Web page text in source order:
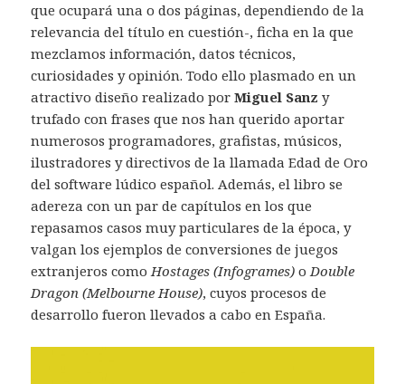
que ocupará una o dos páginas, dependiendo de la
relevancia del título en cuestión-, ficha en la que
mezclamos información, datos técnicos,
curiosidades y opinión. Todo ello plasmado en un
atractivo diseño realizado porMiguel Sanz y
trufado con frases que nos han querido aportar
numerosos programadores, grafistas, músicos,
ilustradores y directivos de la llamada Edad de Oro
del software lúdico español. Además, el libro se
adereza con un par de capítulos en los que
repasamos casos muy particulares de la época, y
valgan los ejemplos de conversiones de juegos
extranjeros comoHostages (Infogrames)oDouble
Dragon (Melbourne House), cuyos procesos de
desarrollo fueron llevados a cabo en España.